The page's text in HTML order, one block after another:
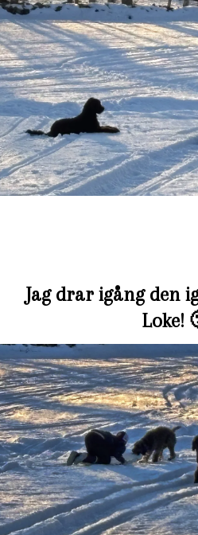
Jag drar igång den
Loke!